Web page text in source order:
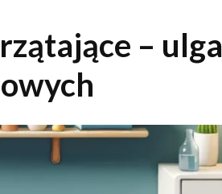
– ulga